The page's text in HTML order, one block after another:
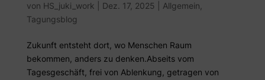
von HS_juki_work Dez. 17, 2025 Allgemein,
Tagungsblog
Zukunft entsteht dort, wo Menschen Raum
bekommen, anders zu denken.Abseits vom
Tagesgeschäft, frei von Ablenkung, getragen von